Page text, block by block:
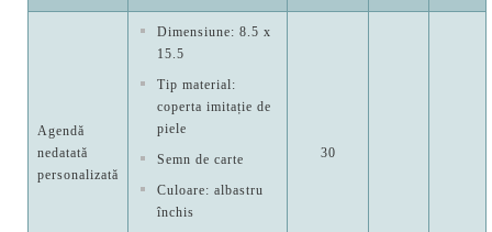
Agendă
nedatată
personalizată
Dimensiune: 8.5 x
15.5
Tip material:
coperta imitație de
piele
Semn de carte
Culoare: albastru
închis
30